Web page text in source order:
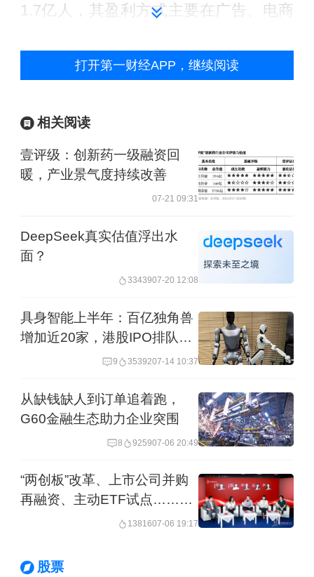
1.7亿人，其盈利方式主要在广告、电商
体盈利比例最大亦比较成熟，每年可达
月开始达到百万级盈利，而包括早教、
起步。魏小巍表示这也将成为最近两年
“在‘二孩’开放前中国的母婴市场就已经
达到了2万亿，在这其中40%的市场在商
业营收，而60%在服务类营收，这也是
为何我们要发展包括教育\医疗在内的服
务生态。”魏小巍说。
资本青睐，一个很重要的原因来自于国
内母婴市场的成长迅速，并且85后和90
区、App正成为新一代妈妈获取育儿决
策建议以及购买母婴用品的主要渠道。
打开第一财经APP，继续阅读
相关阅读
壹评级：创新药一级融资回
暖，产业景气度持续改善
07-21 09:31
DeepSeek真实估值浮出水
面？
3343907-20 12:08
具身智能上半年：百亿独角兽
增加近20家，港股IPO排队火
9 3539207-14 10:37
从缺钱缺人到订单追着跑，
G60金融生态助力企业突围
8 925907-06 20:49
“两创板”改革、上市公司并购
再融资、主动ETF试点……陆
家嘴金融沙龙2026年第二十期
1381607-06 19:17
股票